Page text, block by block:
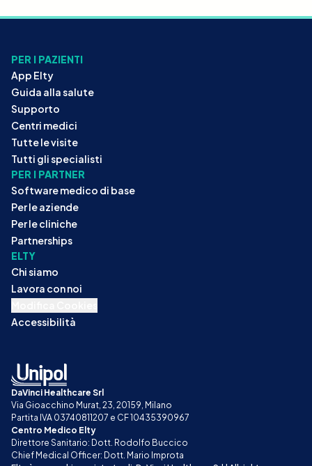
PER I PAZIENTI
App Elty
Guida alla salute
Supporto
Centri medici
Tutte le visite
Tutti gli specialisti
PER I PARTNER
Software medico di base
Per le aziende
Per le cliniche
Partnerships
ELTY
Chi siamo
Lavora con noi
Accessibilità
DaVinci Healthcare Srl
Via Gioacchino Murat, 23, 20159, Milano
Partita IVA 03740811207 e CF 10435390967
Centro Medico Elty
Direttore Sanitario: Dott. Rodolfo Buccico
Chief Medical Officer: Dott. Mario Improta